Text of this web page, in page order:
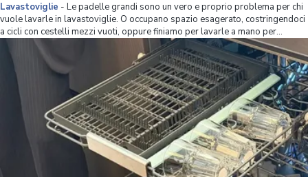
Lavastoviglie - Le padelle grandi sono un vero e proprio problema per chi
vuole lavarle in lavastoviglie. O occupano spazio esagerato, costringendoci
a cicli con cestelli mezzi vuoti, oppure finiamo per lavarle a mano per
mettere più stoviglie possibile in lavastoviglie. Se non volete avere più
questo problema,